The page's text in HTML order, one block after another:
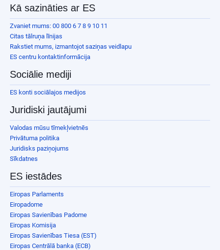
Kā sazināties ar ES
Zvaniet mums: 00 800 6 7 8 9 10 11
Citas tālruņa līnijas
Rakstiet mums, izmantojot saziņas veidlapu
ES centru kontaktinformācija
Sociālie mediji
ES konti sociālajos medijos
Juridiski jautājumi
Valodas mūsu tīmekļvietnēs
Privātuma politika
Juridisks paziņojums
Sīkdatnes
ES iestādes
Eiropas Parlaments
Eiropadome
Eiropas Savienības Padome
Eiropas Komisija
Eiropas Savienības Tiesa (EST)
Eiropas Centrālā banka (ECB)